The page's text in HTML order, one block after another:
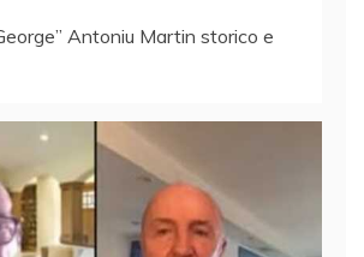
Antoniu Martin storico e